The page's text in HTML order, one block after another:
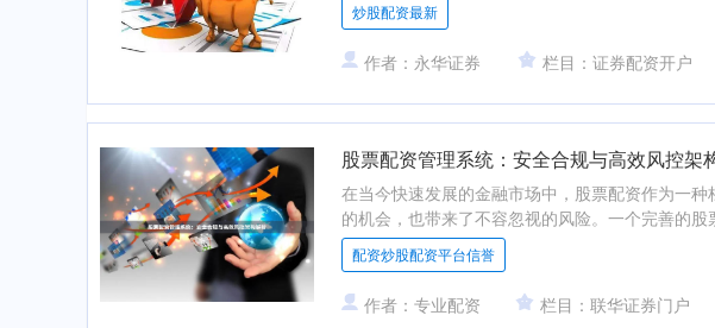
炒股配资最新
作者：永华证券 栏目：证券配资开户
股票配资管理系统：安全合规与高效风控架
在当今快速发展的金融市场中，股票配资作为一
的机会，也带来了不容忽视的风险。一个完善的
配资炒股配资平台信誉
作者：专业配资 栏目：联华证券门户